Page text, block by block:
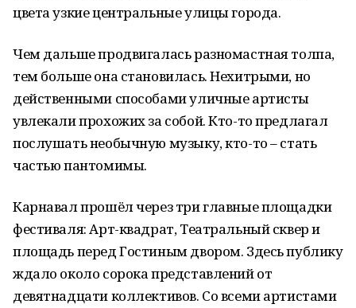
цвета узкие центральные улицы города.
Чем дальше продвигалась разномастная толпа,
тем больше она становилась. Нехитрыми, но
действенными способами уличные артисты
увлекали прохожих за собой. Кто-то предлагал
послушать необычную музыку, кто-то – стать
частью пантомимы.
Карнавал прошёл через три главные площадки
фестиваля: Арт-квадрат, Театральный сквер и
площадь перед Гостиным двором. Здесь публику
ждало около сорока представлений от
девятнадцати коллективов. Со всеми артистами